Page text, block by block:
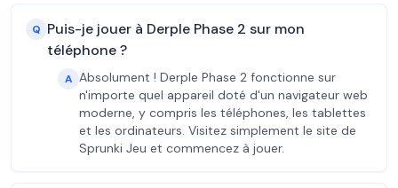
Q Puis-je jouer à Derple Phase 2 sur mon
téléphone ?
A Absolument ! Derple Phase 2 fonctionne sur
n'importe quel appareil doté d'un navigateur web
moderne, y compris les téléphones, les tablettes
et les ordinateurs. Visitez simplement le site de
Sprunki Jeu et commencez à jouer.